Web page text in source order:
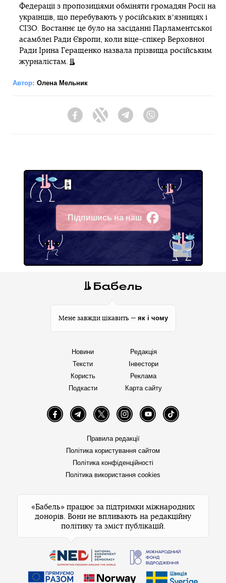
Федерації з пропозиціями обміняти громадян Росії на
українців, що перебувають у російських вʼязницях і
СІЗО. Востаннє це було на засіданні Парламентської
асамблеї Ради Європи, коли віце-спікер Верховної
Ради Ірина Геращенко назвала прізвища російським
журналістам.
Автор: Олена Мельник
FacebookTwitter Telegram
Підпишись на наш
Facebook
Мене завжди цікавить — як і чому
Новини
Тексти
Користь
Подкасти
Редакція
Інвестори
Реклама
Карта сайту
FacebookTelegramTwitter InstagramYouTube TikTok
Правила редакції
Політика користування сайтом
Політика конфіденційності
Політика використання cookies
«Бабель» працює за підтримки міжнародних
донорів. Вони не впливають на редакційну
політику та зміст публікацій.